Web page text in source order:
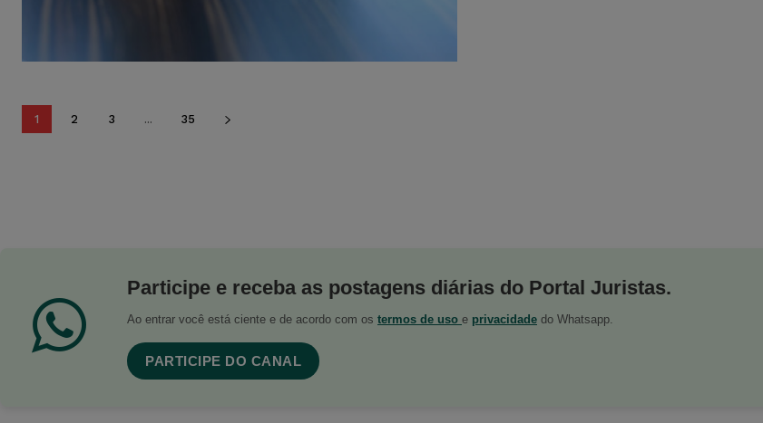
1 2 3 ... 35
Participe e receba as postagens diárias do Portal Juristas.
Ao entrar você está ciente e de acordo com os termos de uso e privacidade do Whatsapp.
PARTICIPE DO CANAL